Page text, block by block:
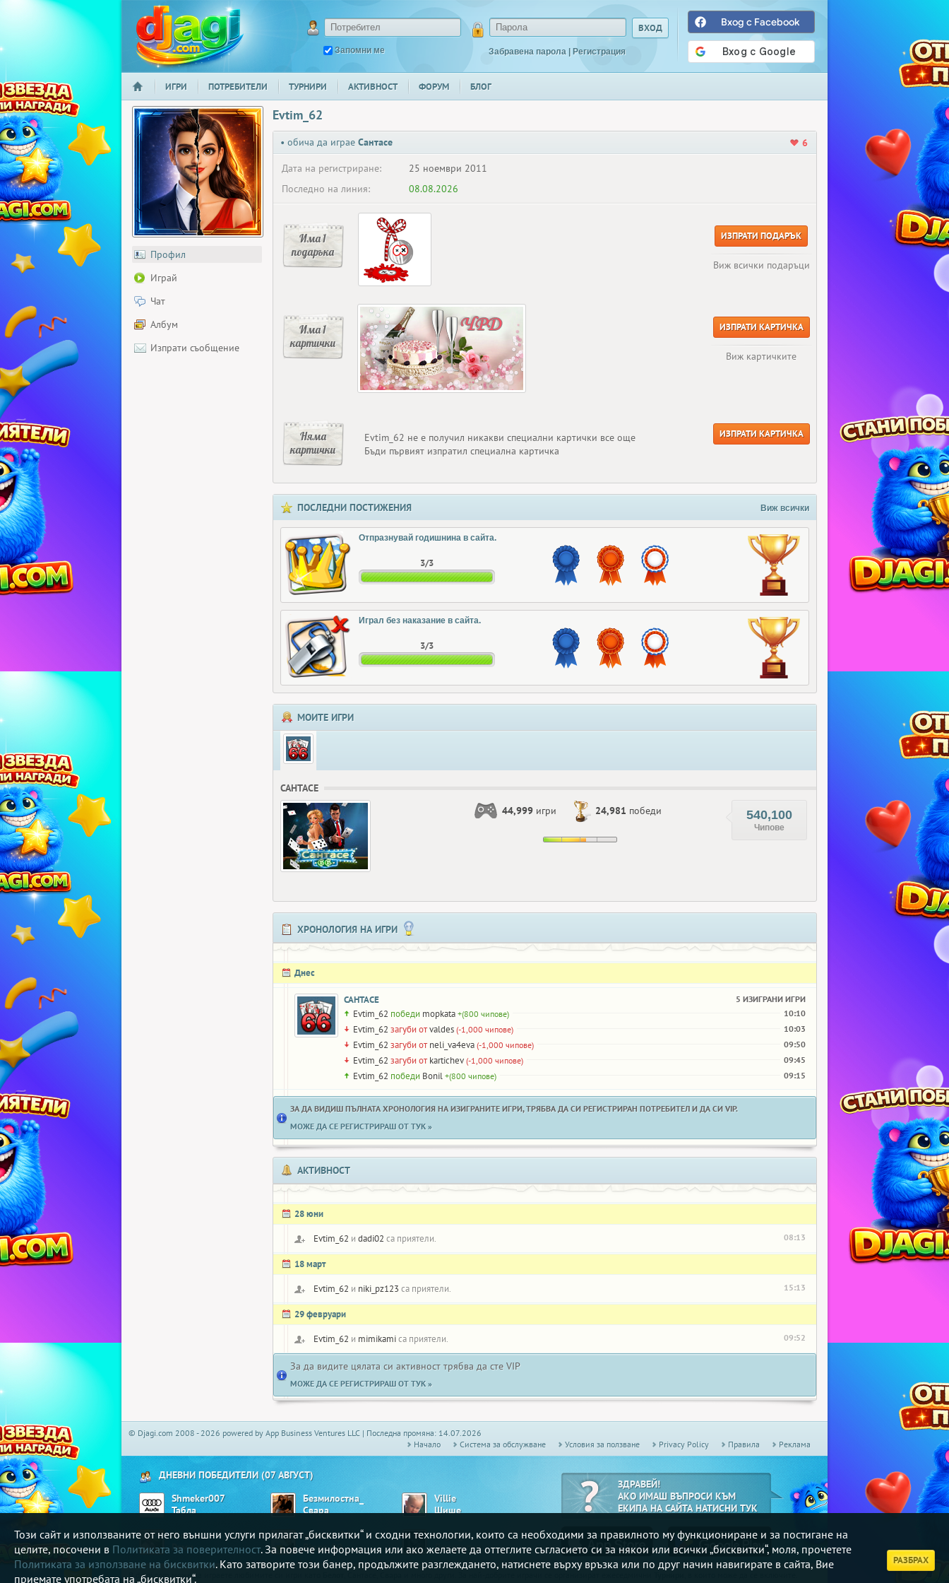
djagi.com
Запомни ме Забравена парола | Регистрация
Вход с Facebook
НАЧАЛО
ИГРИ ПОТРЕБИТЕЛИ ТУРНИРИ АКТИВНОСТ ФОРУМ БЛОГ
Профил
Играй
Чат
Албум
Изпрати съобщение
Evtim_62
• обича да играе Сантасе
6
Дата на регистриране:
25 ноември 2011
Последно на линия:
08.08.2026
Има 1
подаръка
ИЗПРАТИ ПОДАРЪК
Виж всички подаръци
Има 1
картички
ИЗПРАТИ КАРТИЧКА
Виж картичките
Няма
картички
Evtim_62 не е получил никакви специални картички все още
Бъди първият изпратил специална картичка
ИЗПРАТИ КАРТИЧКА
ПОСЛЕДНИ ПОСТИЖЕНИЯ Виж всички
Отпразнувай годишнина в сайта.
3/3
Играл без наказание в сайта.
3/3
МОИТЕ ИГРИ
САНТАСЕ
44,999 игри 24,981 победи 540,100
Чипове
ХРОНОЛОГИЯ НА ИГРИ
Днес
САНТАСЕ 5 ИЗИГРАНИ ИГРИ
Evtim_62 победи mopkata +(800 чипове) 10:10
Evtim_62 загуби отvaldes (-1,000 чипове) 10:03
Evtim_62 загуби от neli_va4eva (-1,000 чипове) 09:50
Evtim_62 загуби от kartichev (-1,000 чипове) 09:45
Evtim_62 победи Bonil +(800 чипове) 09:15
ЗА ДА ВИДИШ ПЪЛНАТА ХРОНОЛОГИЯ НА ИЗИГРАНИТЕ ИГРИ, ТРЯБВА ДА СИ РЕГИСТРИРАН ПОТРЕБИТЕЛ И ДА СИ VIP.
МОЖЕ ДА СЕ РЕГИСТРИРАШ ОТ ТУК »
АКТИВНОСТ
28 юни
Evtim_62 и dadi02 са приятели. 08:13
18 март
Evtim_62 и niki_pz123 са приятели. 15:13
29 февруари
Evtim_62 и mimikamiса приятели. 09:52
За да видите цялата си активност трябва да сте VIP
МОЖЕ ДА СЕ РЕГИСТРИРАШ ОТ ТУК »
Този сайт и използваните от него външни услуги прилагат „бисквитки“ и сходни технологии, които са необходими за правилното му функциониране и за постигане на
целите, посочени в Политиката за поверителност. За повече информация или ако желаете да оттеглите съгласието си за някои или всички „бисквитки“, моля, прочетете
Политиката за използване на бисквитки. Като затворите този банер, продължите разглеждането, натиснете върху връзка или по друг начин навигирате в сайта, Вие
приемате употребата на „бисквитки“.
РАЗБРАХ
© Djagi.com 2008 - 2026 powered by App Business Ventures LLC | Последна промяна: 14.07.2026
Начало
Системa за обслужване Условия за ползване Privacy Policy Правила Реклама
ДНЕВНИ ПОБЕДИТЕЛИ (07 АВГУСТ)
Shmeker007
Табла
Безмилостна_
Свара
Villie
Шише
djoe
Реми
getman_59
Bingo 90
angel_6
Драскулки
ЗДРАВЕЙ!
АКО ИМАШ ВЪПРОСИ КЪМ
ЕКИПА НА САЙТА НАТИСНИ ТУК
В djagi.com може да играете любимите си игри като